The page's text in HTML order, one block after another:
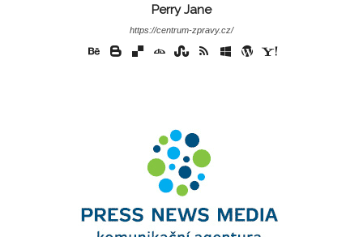
Perry Jane
https://centrum-zpravy.cz/